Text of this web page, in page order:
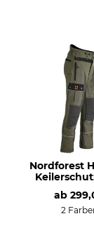
Nordforest
ab
2